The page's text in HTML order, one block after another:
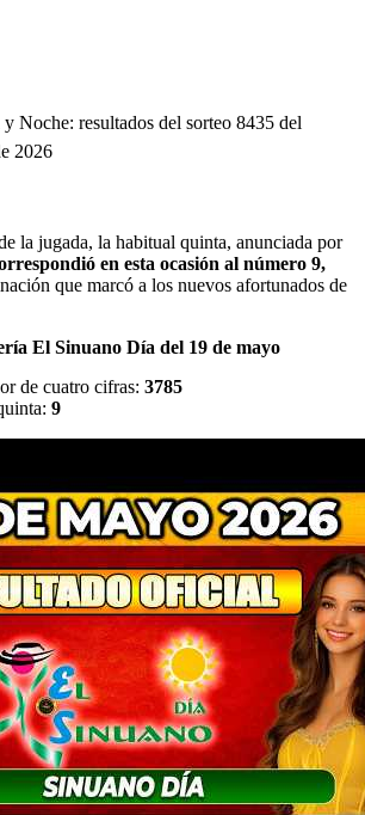
Noche: resultados del sorteo 8435 del
2026
la jugada, la habitual quinta, anunciada por
en esta ocasión al número 9,
que marcó a los nuevos afortunados de
El Sinuano Día del 19 de mayo
de cuatro cifras: 3785
9